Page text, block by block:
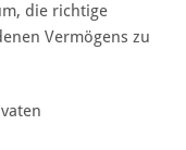
die richtige
Vermögens zu